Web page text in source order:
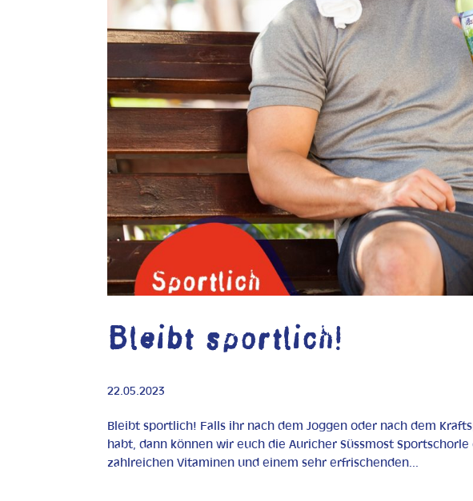
Bleibt sportlich!
22.05.2023
Bleibt sportlich! Falls ihr nach dem Joggen oder nach dem
habt, dann können wir euch die Auricher Süssmost
zahlreichen Vitaminen und einem sehr erfrischenden...